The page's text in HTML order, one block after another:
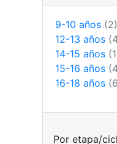
9-10 años (2)
12-13 años
14-15 años
15-16 años
16-18 años
Por etapa/